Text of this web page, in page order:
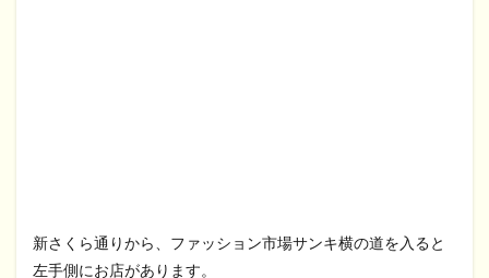
新さくら通りから、ファッション市場サンキ横の道を入ると
左手側にお店があります。